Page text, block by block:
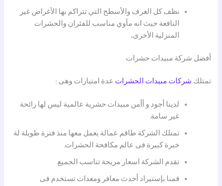
نظف كل الغرف والأسطح التي تتراكم بها الأغراض غير
النافعة حيث انه مأوي مناسب للفئران والحشرات
المنزلية الأخرى.
أفضل شركة مبيدات حشرات
تمتلك شركات مبيدات الحشرات عدة امتيازات وهى :
لدينا أجود و أأمن مبيدات حشرية عالمية ليس لها رائحة
غير سامة.
تمتلك الشركة طاقم عمالة يعمل معها منذ فترة طويلة لة
خبرة كبيرة فى عالم مكافحة الحشرات.
تقدم الشركة اسعار مريحة تناسب الجميع.
قمنا بإستيراد أحدث معافر ومعدات تستخدم فى